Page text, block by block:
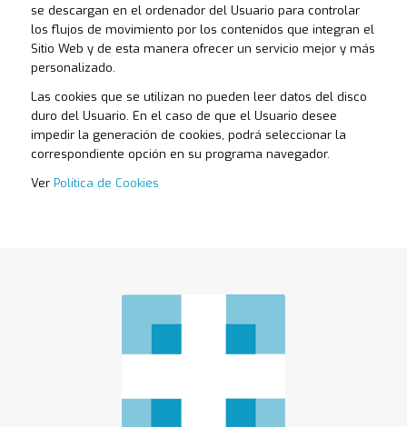
se descargan en el ordenador del Usuario para controlar
los flujos de movimiento por los contenidos que integran el
Sitio Web y de esta manera ofrecer un servicio mejor y más
personalizado.
Las cookies que se utilizan no pueden leer datos del disco
duro del Usuario. En el caso de que el Usuario desee
impedir la generación de cookies, podrá seleccionar la
correspondiente opción en su programa navegador.
Ver Política de Cookies